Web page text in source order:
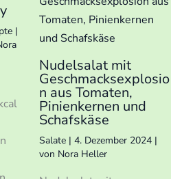
|
Nudelsalat mit
Geschmacksexplosio
n aus Tomaten,
Pinienkernen und
Schafskäse
Salate| 4. Dezember 2024 |
von Nora Heller